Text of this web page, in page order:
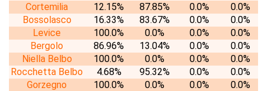
Cortemilia
12.15% 87.85% 0.0%
0.0%
Bossolasco
16.33% 83.67% 0.0%
0.0%
Levice
100.0% 0.0% 0.0%
0.0%
Bergolo
86.96% 13.04% 0.0%
0.0%
Niella Belbo
100.0% 0.0% 0.0%
0.0%
Rocchetta Belbo
4.68% 95.32% 0.0%
0.0%
Gorzegno
100.0% 0.0% 0.0%
0.0%